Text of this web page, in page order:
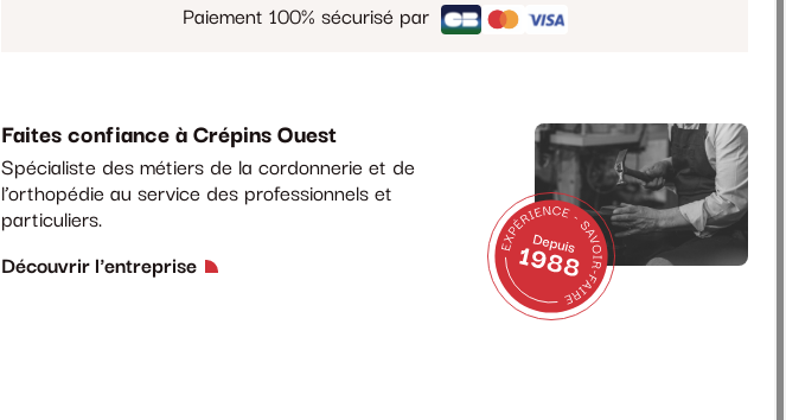
Paiement 100% sécurisé par
Faites confiance à Crépins Ouest
Spécialiste des métiers de la cordonnerie et de
l’orthopédie au service des professionnels et
particuliers.
Découvrir l'entreprise